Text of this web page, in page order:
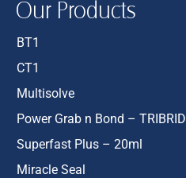
Our Products
BT1
CT1
Multisolve
Power Grab n Bond – TRIBRID
Superfast Plus – 20ml
Miracle Seal